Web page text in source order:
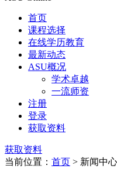
首页
课程选择
在线学历教育
最新动态
ASU概况
学术卓越
一流师资
注册
登录
获取资料
获取资料
当前位置： 首页 > 新闻中